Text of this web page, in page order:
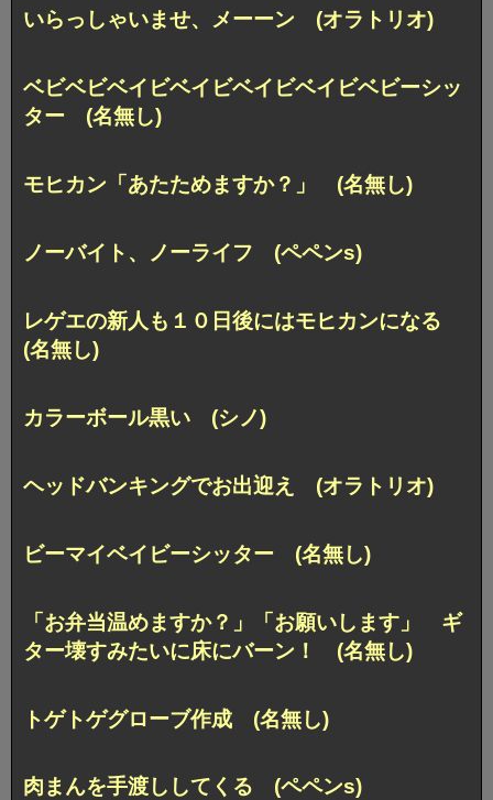
いらっしゃいませ、メーーン (オラトリオ)
ベビベビベイビベイビベイビベイビベビーシッ
ター (名無し)
モヒカン「あたためますか？」 (名無し)
ノーバイト、ノーライフ (ペペンs)
レゲエの新人も１０日後にはモヒカンになる
(名無し)
カラーボール黒い (シノ)
ヘッドバンキングでお出迎え (オラトリオ)
ビーマイベイビーシッター (名無し)
「お弁当温めますか？」「お願いします」 ギ
ター壊すみたいに床にバーン！ (名無し)
トゲトゲグローブ作成 (名無し)
肉まんを手渡ししてくる (ペペンs)